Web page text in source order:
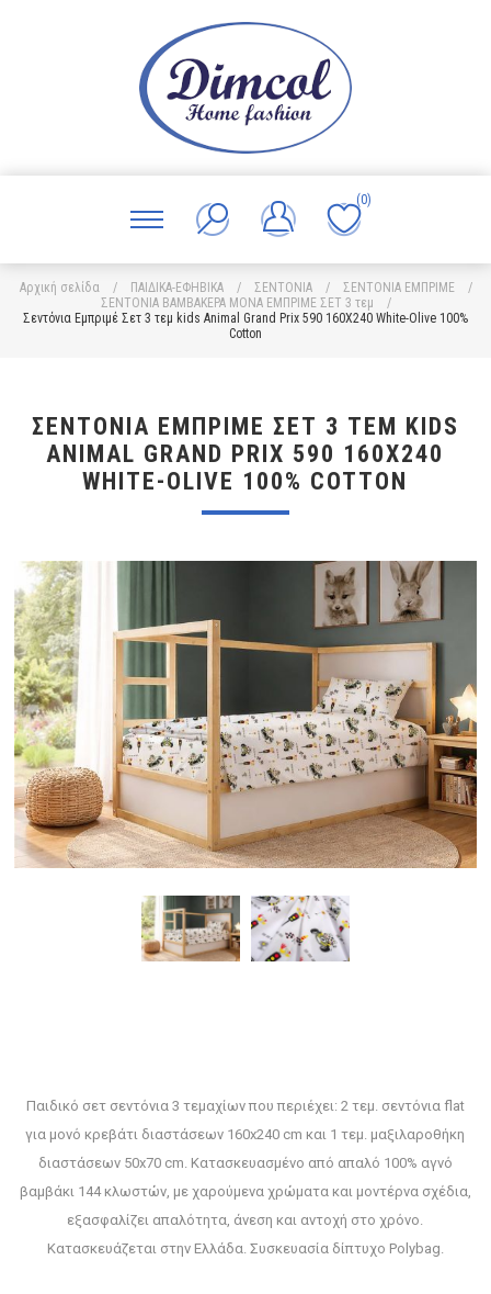
(0)
Αρχική σελίδα / ΠΑΙΔΙΚΑ-ΕΦΗΒΙΚΑ / ΣΕΝΤΟΝΙΑ / ΣΕΝΤΟΝΙΑ ΕΜΠΡΙΜΕ
/
ΣΕΝΤΟΝΙΑ ΒΑΜΒΑΚΕΡΑ ΜΟΝΑ ΕΜΠΡΙΜΕ ΣΕΤ 3 τεμ
/
Σεντόνια Εμπριμέ Σετ 3 τεμ kids Animal Grand Prix 590 160X240 White-Olive 100%
Cotton
ΣΕΝΤΌΝΙΑ ΕΜΠΡΙΜΈ ΣΕΤ 3 ΤΕΜ KIDS
ANIMAL GRAND PRIX 590 160X240
WHITE-OLIVE 100% COTTON
Παιδικό σετ σεντόνια 3 τεμαχίων που περιέχει: 2 τεμ. σεντόνια flat
για μονό κρεβάτι διαστάσεων 160x240 cm και 1 τεμ. μαξιλαροθήκη
διαστάσεων 50x70 cm. Κατασκευασμένο από απαλό 100% αγνό
βαμβάκι 144 κλωστών, με χαρούμενα χρώματα και μοντέρνα σχέδια,
εξασφαλίζει απαλότητα, άνεση και αντοχή στο χρόνο.
Κατασκευάζεται στην Ελλάδα. Συσκευασία δίπτυχο Polybag.